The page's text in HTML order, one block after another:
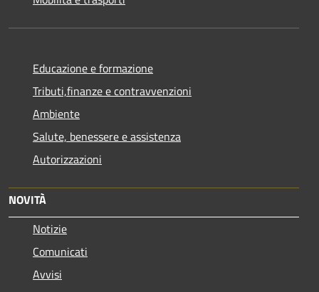
Educazione e formazione
Tributi,finanze e contravvenzioni
Ambiente
Salute, benessere e assistenza
Autorizzazioni
NOVITÀ
Notizie
Comunicati
Avvisi